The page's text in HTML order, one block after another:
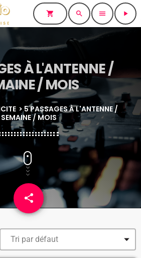
shopping_cart search menu play_arrow
À L'ANTENNE /
/ MOIS
> 5 PASSAGES À L'ANTENNE /
SEMAINE / MOIS
share
email